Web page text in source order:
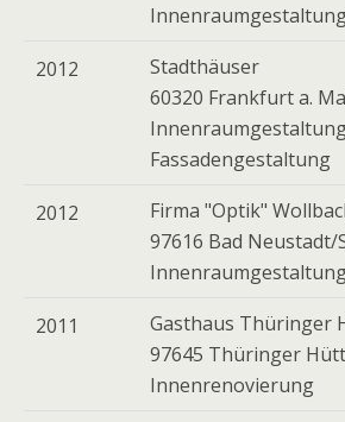
2012
Stadthäuser
60320 Frankfurt a.
Fassadengestaltung
2012
Firma "Optik"
97616 Bad Neustadt/
2011
Gasthaus Thüringer
97645 Thüringer
Innenrenovierung